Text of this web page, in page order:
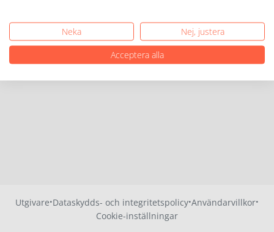
Utgivare·Dataskydds- och integritetspolicy·Användarvillkor·
Cookie-inställningar
Neka
Nej, justera
Acceptera alla